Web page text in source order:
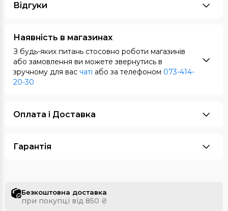
Відгуки
Наявність в магазинах
З будь-яких питань стосовно роботи магазинів
або замовлення ви можете звернутись в
зручному для вас чаті або за телефоном 073-414-
20-30
Оплата i Доставка
Гарантія
Безкоштовна доставка
при покупці від 850 ₴